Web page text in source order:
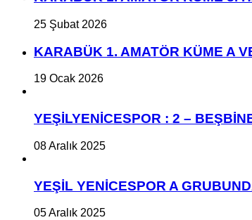
25 Şubat 2026
KARABÜK 1. AMATÖR KÜME A
19 Ocak 2026
YEŞİLYENİCESPOR : 2 –
08 Aralık 2025
YEŞİL YENİCESPOR A
05 Aralık 2025